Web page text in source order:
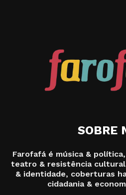
SOBRE
Farofafá é música &
teatro & resistência
& identidade, coberturas
cidadania &